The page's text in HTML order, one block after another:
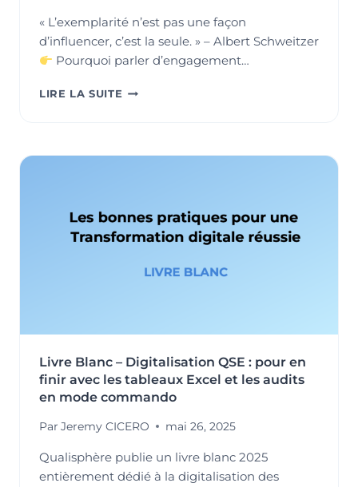
« L’exemplarité n’est pas une façon
d’influencer, c’est la seule. » – Albert Schweitzer
Pourquoi parler d’engagement…
LIRE LA SUITE L’ENGAGEMENT
:
DURABLE
ET
D’ATTRACTIVITÉ
Livre Blanc – Digitalisation QSE : pour en
finir avec les tableaux Excel et les audits
en mode commando
Par Jeremy CICERO mai 26, 2025
Qualisphère publie un livre blanc 2025
entièrement dédié à la digitalisation des